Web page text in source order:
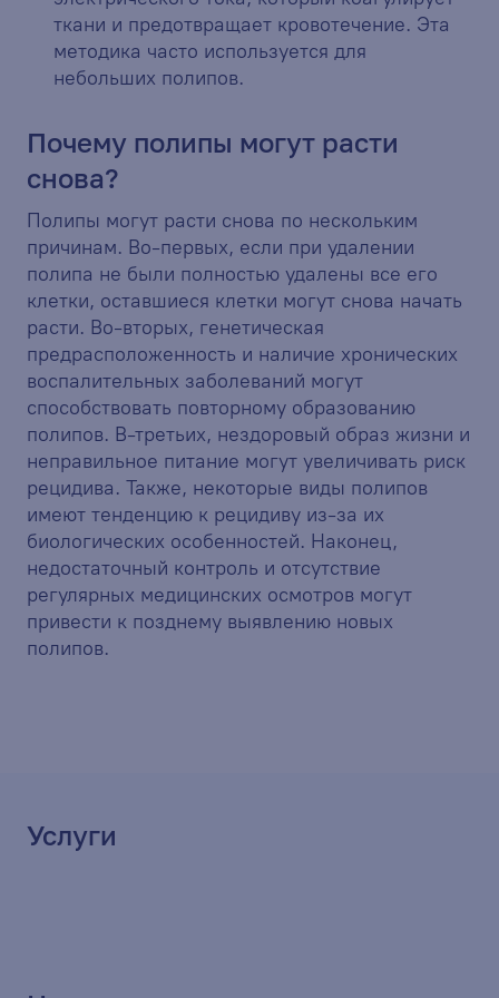
ткани и предотвращает кровотечение. Эта
методика часто используется для
небольших полипов.
Почему полипы могут расти
снова?
Полипы могут расти снова по нескольким
причинам. Во-первых, если при удалении
полипа не были полностью удалены все его
клетки, оставшиеся клетки могут снова начать
расти. Во-вторых, генетическая
предрасположенность и наличие хронических
воспалительных заболеваний могут
способствовать повторному образованию
полипов. В-третьих, нездоровый образ жизни и
неправильное питание могут увеличивать риск
рецидива. Также, некоторые виды полипов
имеют тенденцию к рецидиву из-за их
биологических особенностей. Наконец,
недостаточный контроль и отсутствие
регулярных медицинских осмотров могут
привести к позднему выявлению новых
полипов.
Услуги